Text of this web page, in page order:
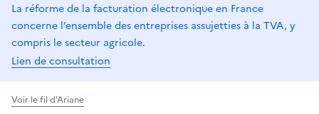
La réforme de la facturation électronique en France
concerne l’ensemble des entreprises assujetties à la TVA, y
compris le secteur agricole.
Lien de consultation
Voir le fil d'Ariane